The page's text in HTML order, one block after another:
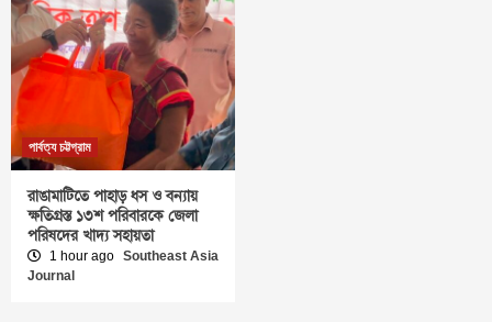
পার্বত্য চট্টগ্রাম
রাঙামাটিতে পাহাড় ধস ও বন্যায়
ক্ষতিগ্রস্ত ১৩শ পরিবারকে জেলা
পরিষদের খাদ্য সহায়তা
1 hour ago Southeast Asia
Journal